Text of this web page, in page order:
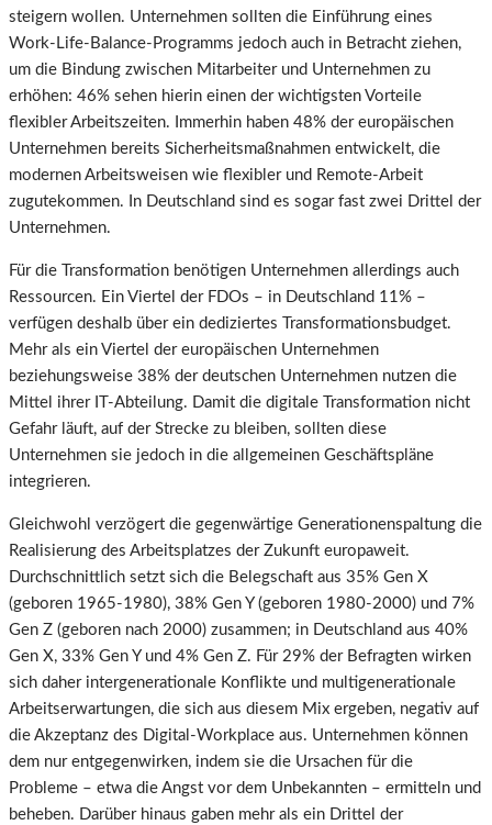
steigern wollen. Unternehmen sollten die Einführung eines
Work-Life-Balance-Programms jedoch auch in Betracht ziehen,
um die Bindung zwischen Mitarbeiter und Unternehmen zu
erhöhen: 46% sehen hierin einen der wichtigsten Vorteile
flexibler Arbeitszeiten. Immerhin haben 48% der europäischen
Unternehmen bereits Sicherheitsmaßnahmen entwickelt, die
modernen Arbeitsweisen wie flexibler und Remote-Arbeit
zugutekommen. In Deutschland sind es sogar fast zwei Drittel der
Unternehmen.
Für die Transformation benötigen Unternehmen allerdings auch
Ressourcen. Ein Viertel der FDOs – in Deutschland 11% –
verfügen deshalb über ein dediziertes Transformationsbudget.
Mehr als ein Viertel der europäischen Unternehmen
beziehungsweise 38% der deutschen Unternehmen nutzen die
Mittel ihrer IT-Abteilung. Damit die digitale Transformation nicht
Gefahr läuft, auf der Strecke zu bleiben, sollten diese
Unternehmen sie jedoch in die allgemeinen Geschäftspläne
integrieren.
Gleichwohl verzögert die gegenwärtige Generationenspaltung die
Realisierung des Arbeitsplatzes der Zukunft europaweit.
Durchschnittlich setzt sich die Belegschaft aus 35% Gen X
(geboren 1965-1980), 38% Gen Y (geboren 1980-2000) und 7%
Gen Z (geboren nach 2000) zusammen; in Deutschland aus 40%
Gen X, 33% Gen Y und 4% Gen Z. Für 29% der Befragten wirken
sich daher intergenerationale Konflikte und multigenerationale
Arbeitserwartungen, die sich aus diesem Mix ergeben, negativ auf
die Akzeptanz des Digital-Workplace aus. Unternehmen können
dem nur entgegenwirken, indem sie die Ursachen für die
Probleme – etwa die Angst vor dem Unbekannten – ermitteln und
beheben. Darüber hinaus gaben mehr als ein Drittel der